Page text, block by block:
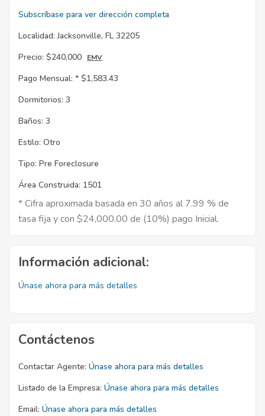
Subscríbase para ver dirección completa
Localidad: Jacksonville, FL 32205
Precio: $240,000 EMV
Pago Mensual: * $1,583.43
Dormitorios: 3
Baños: 3
Estilo: Otro
Tipo: Pre Foreclosure
Área Construida: 1501
* Cifra aproximada basada en 30 años al 7.99 % de
tasa fija y con $24,000.00 de (10%) pago Inicial.
Información adicional:
Únase ahora para más detalles
Contáctenos
Contactar Agente: Únase ahora para más detalles
Listado de la Empresa: Únase ahora para más detalles
Email: Únase ahora para más detalles